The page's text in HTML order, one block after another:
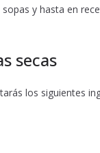
y hasta en
secas
los siguientes